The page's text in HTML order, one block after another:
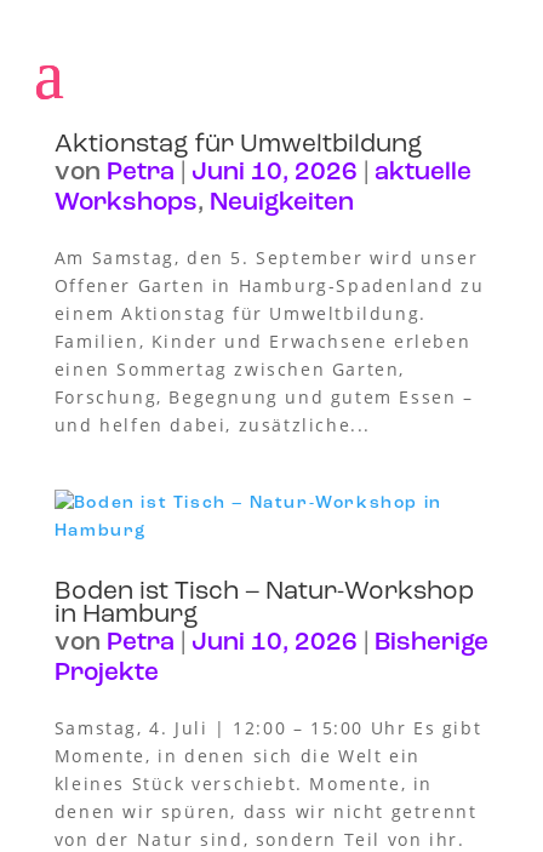
Aktionstag für Umweltbildung
von Petra Juni 10, 2026
aktuelle
Workshops, Neuigkeiten
Am Samstag, den 5. September wird unser
Offener Garten in Hamburg-Spadenland zu
einem Aktionstag für Umweltbildung.
Familien, Kinder und Erwachsene erleben
einen Sommertag zwischen Garten,
Forschung, Begegnung und gutem Essen –
und helfen dabei, zusätzliche...
Boden ist Tisch – Natur-Workshop
in Hamburg
von Petra Juni 10, 2026
Bisherige
Projekte
Samstag, 4. Juli | 12:00 – 15:00 Uhr Es gibt
Momente, in denen sich die Welt ein
kleines Stück verschiebt. Momente, in
denen wir spüren, dass wir nicht getrennt
von der Natur sind, sondern Teil von ihr.